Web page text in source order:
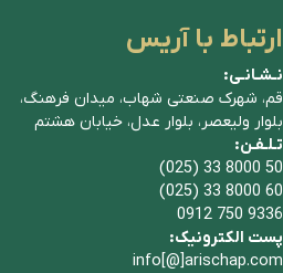
ارتباط با آریس
نـشـانـی:
قم، شهرک صنعتی شهاب، میدان فرهنگ،
بلوار ولیعصر، بلوار عدل، خیابان هشتم
تـلـفـن:
(025) 33 8000 50
(025) 33 8000 60
0912 750 9336
پست الکترونیک:
info[@]arischap.com